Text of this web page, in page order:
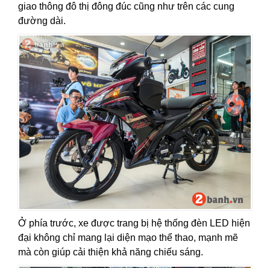
giao thông đô thị đông đúc cũng như trên các cung
đường dài.
Ở phía trước, xe được trang bị hệ thống đèn LED hiện
đại không chỉ mang lại diện mạo thể thao, mạnh mẽ
mà còn giúp cải thiện khả năng chiếu sáng.